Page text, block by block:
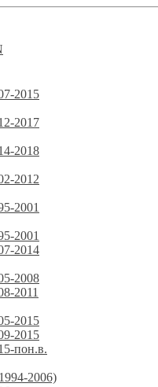
2015
2017
2018
2012
2001
2001
2014
2008
2011
2015
2015
пон.в.
2006)